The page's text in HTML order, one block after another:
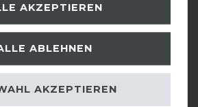
Samshield Liner Shadow
AKZEPTIEREN
ABLEHNEN
AKZEPTIEREN